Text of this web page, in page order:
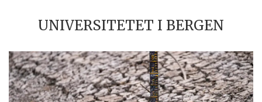
UNIVERSITETET I BERGEN